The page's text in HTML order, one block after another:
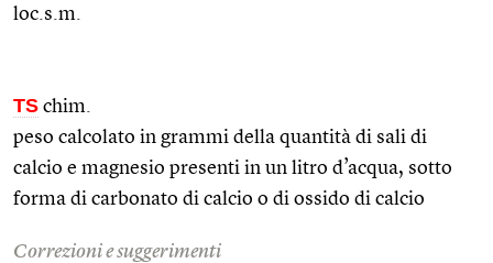
loc.s.m.
TS chim.
peso calcolato in grammi della quantità di sali di
calcio e magnesio presenti in un litro d’acqua, sotto
forma di carbonato di calcio o di ossido di calcio
Correzioni e suggerimenti